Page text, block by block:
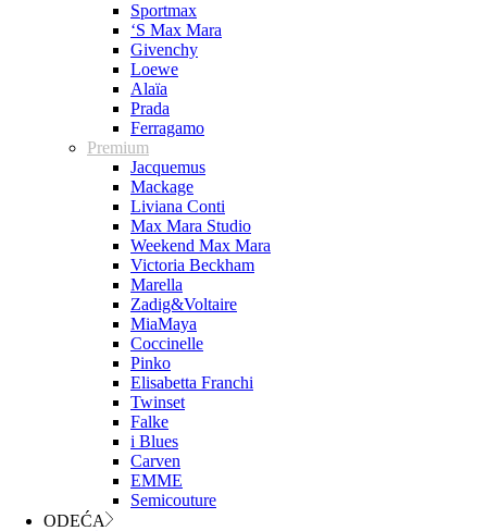
Sportmax
‘S Max Mara
Givenchy
Loewe
Alaïa
Prada
Ferragamo
Premium
Jacquemus
Mackage
Liviana Conti
Max Mara Studio
Weekend Max Mara
Victoria Beckham
Marella
Zadig&Voltaire
MiaMaya
Coccinelle
Pinko
Elisabetta Franchi
Twinset
Falke
i Blues
Carven
EMME
Semicouture
ODEĆA